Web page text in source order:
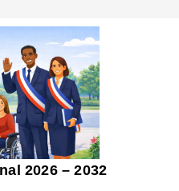
2026 – 2032